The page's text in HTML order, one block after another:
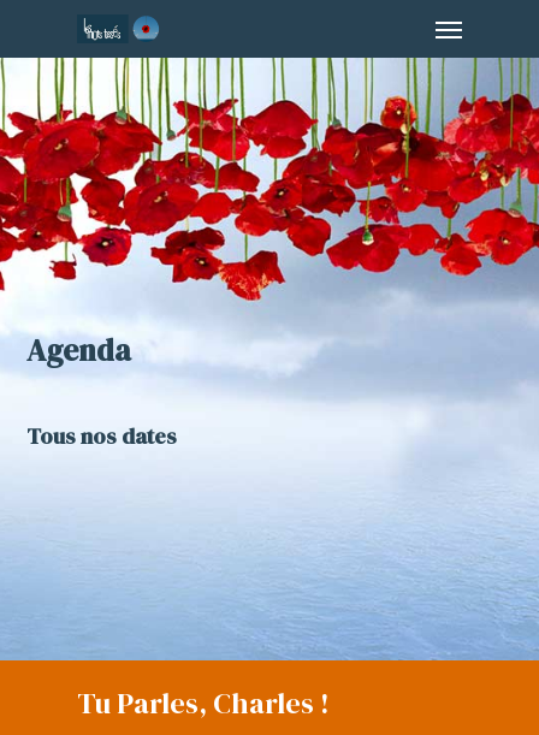
to
main
content
Agenda
Tous nos dates
Tu Parles, Charles !